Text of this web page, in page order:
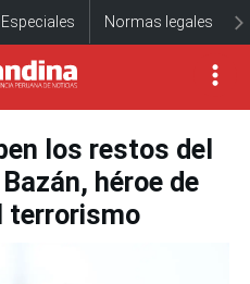
Especiales Normas legales
los restos del
héroe de
terrorismo